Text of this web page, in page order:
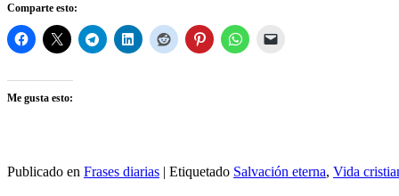
Comparte esto:
Me gusta esto:
Publicado en Frases diarias Etiquetado Salvación eterna, Vida